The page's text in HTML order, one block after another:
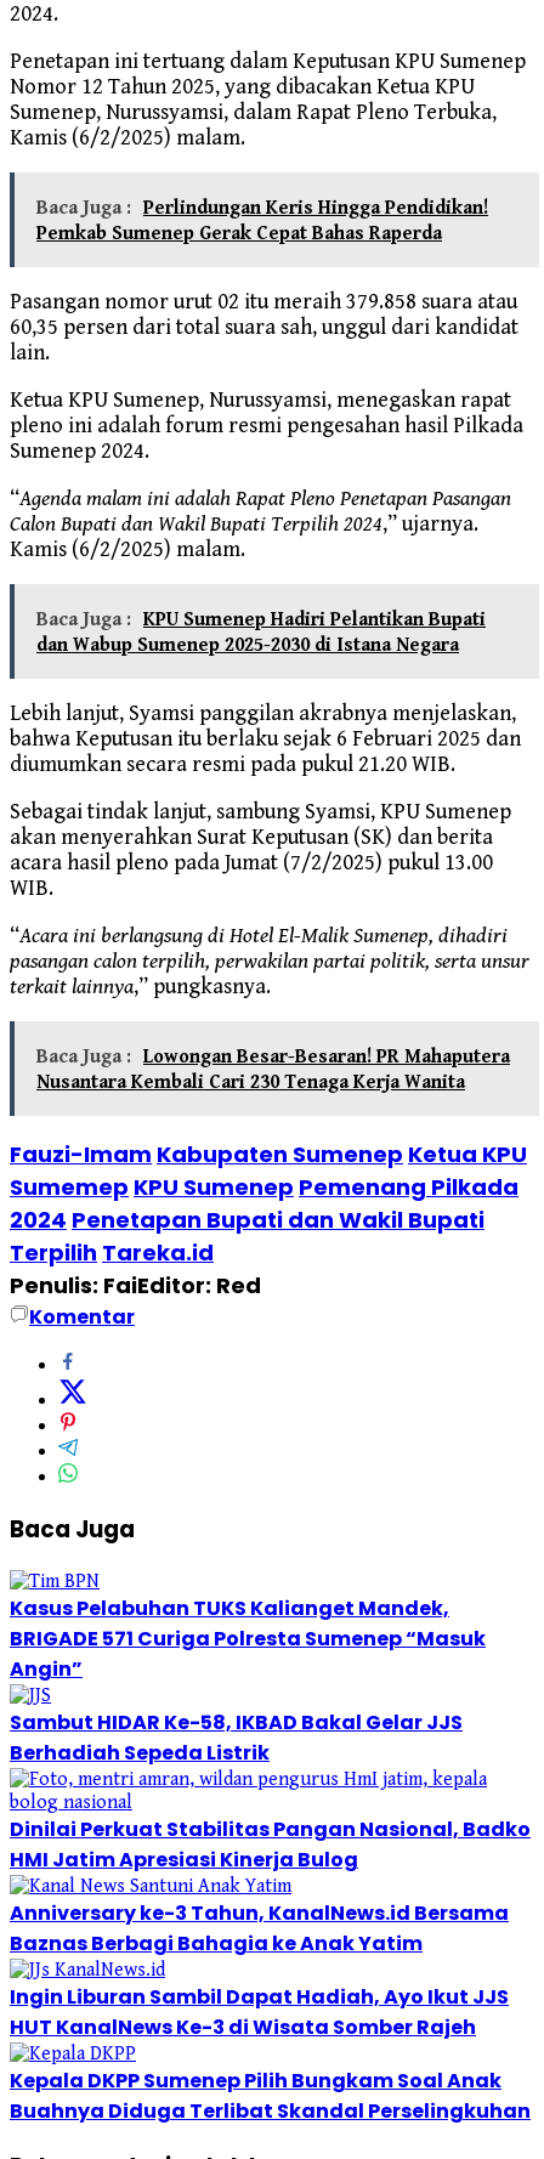
2024.
Penetapan ini tertuang dalam Keputusan KPU Sumenep
Nomor 12 Tahun 2025, yang dibacakan Ketua KPU
Sumenep, Nurussyamsi, dalam Rapat Pleno Terbuka,
Kamis (6/2/2025) malam.
Baca Juga : Perlindungan Keris Hingga Pendidikan!
Pemkab Sumenep Gerak Cepat Bahas Raperda
Pasangan nomor urut 02 itu meraih 379.858 suara atau
60,35 persen dari total suara sah, unggul dari kandidat
lain.
Ketua KPU Sumenep, Nurussyamsi, menegaskan rapat
pleno ini adalah forum resmi pengesahan hasil Pilkada
Sumenep 2024.
“Agenda malam ini adalah Rapat Pleno Penetapan Pasangan
Calon Bupati dan Wakil Bupati Terpilih 2024,” ujarnya.
Kamis (6/2/2025) malam.
Baca Juga : KPU Sumenep Hadiri Pelantikan Bupati
dan Wabup Sumenep 2025-2030 di Istana Negara
Lebih lanjut, Syamsi panggilan akrabnya menjelaskan,
bahwa Keputusan itu berlaku sejak 6 Februari 2025 dan
diumumkan secara resmi pada pukul 21.20 WIB.
Sebagai tindak lanjut, sambung Syamsi, KPU Sumenep
akan menyerahkan Surat Keputusan (SK) dan berita
acara hasil pleno pada Jumat (7/2/2025) pukul 13.00
WIB.
“Acara ini berlangsung di Hotel El-Malik Sumenep, dihadiri
pasangan calon terpilih, perwakilan partai politik, serta unsur
terkait lainnya,” pungkasnya.
Baca Juga : Lowongan Besar-Besaran! PR Mahaputera
Nusantara Kembali Cari 230 Tenaga Kerja Wanita
Fauzi-Imam Kabupaten Sumenep Ketua KPU
Sumemep KPU Sumenep Pemenang Pilkada
2024 Penetapan Bupati dan Wakil Bupati
Terpilih Tareka.id
Penulis: FaiEditor: Red
Komentar
Baca Juga
Kasus Pelabuhan TUKS Kalianget Mandek,
BRIGADE 571 Curiga Polresta Sumenep “Masuk
Angin”
Sambut HIDAR Ke-58, IKBAD Bakal Gelar JJS
Berhadiah Sepeda Listrik
Dinilai Perkuat Stabilitas Pangan Nasional, Badko
HMI Jatim Apresiasi Kinerja Bulog
Anniversary ke-3 Tahun, KanalNews.id Bersama
Baznas Berbagi Bahagia ke Anak Yatim
Ingin Liburan Sambil Dapat Hadiah, Ayo Ikut JJS
HUT KanalNews Ke-3 di Wisata Somber Rajeh
Kepala DKPP Sumenep Pilih Bungkam Soal Anak
Buahnya Diduga Terlibat Skandal Perselingkuhan